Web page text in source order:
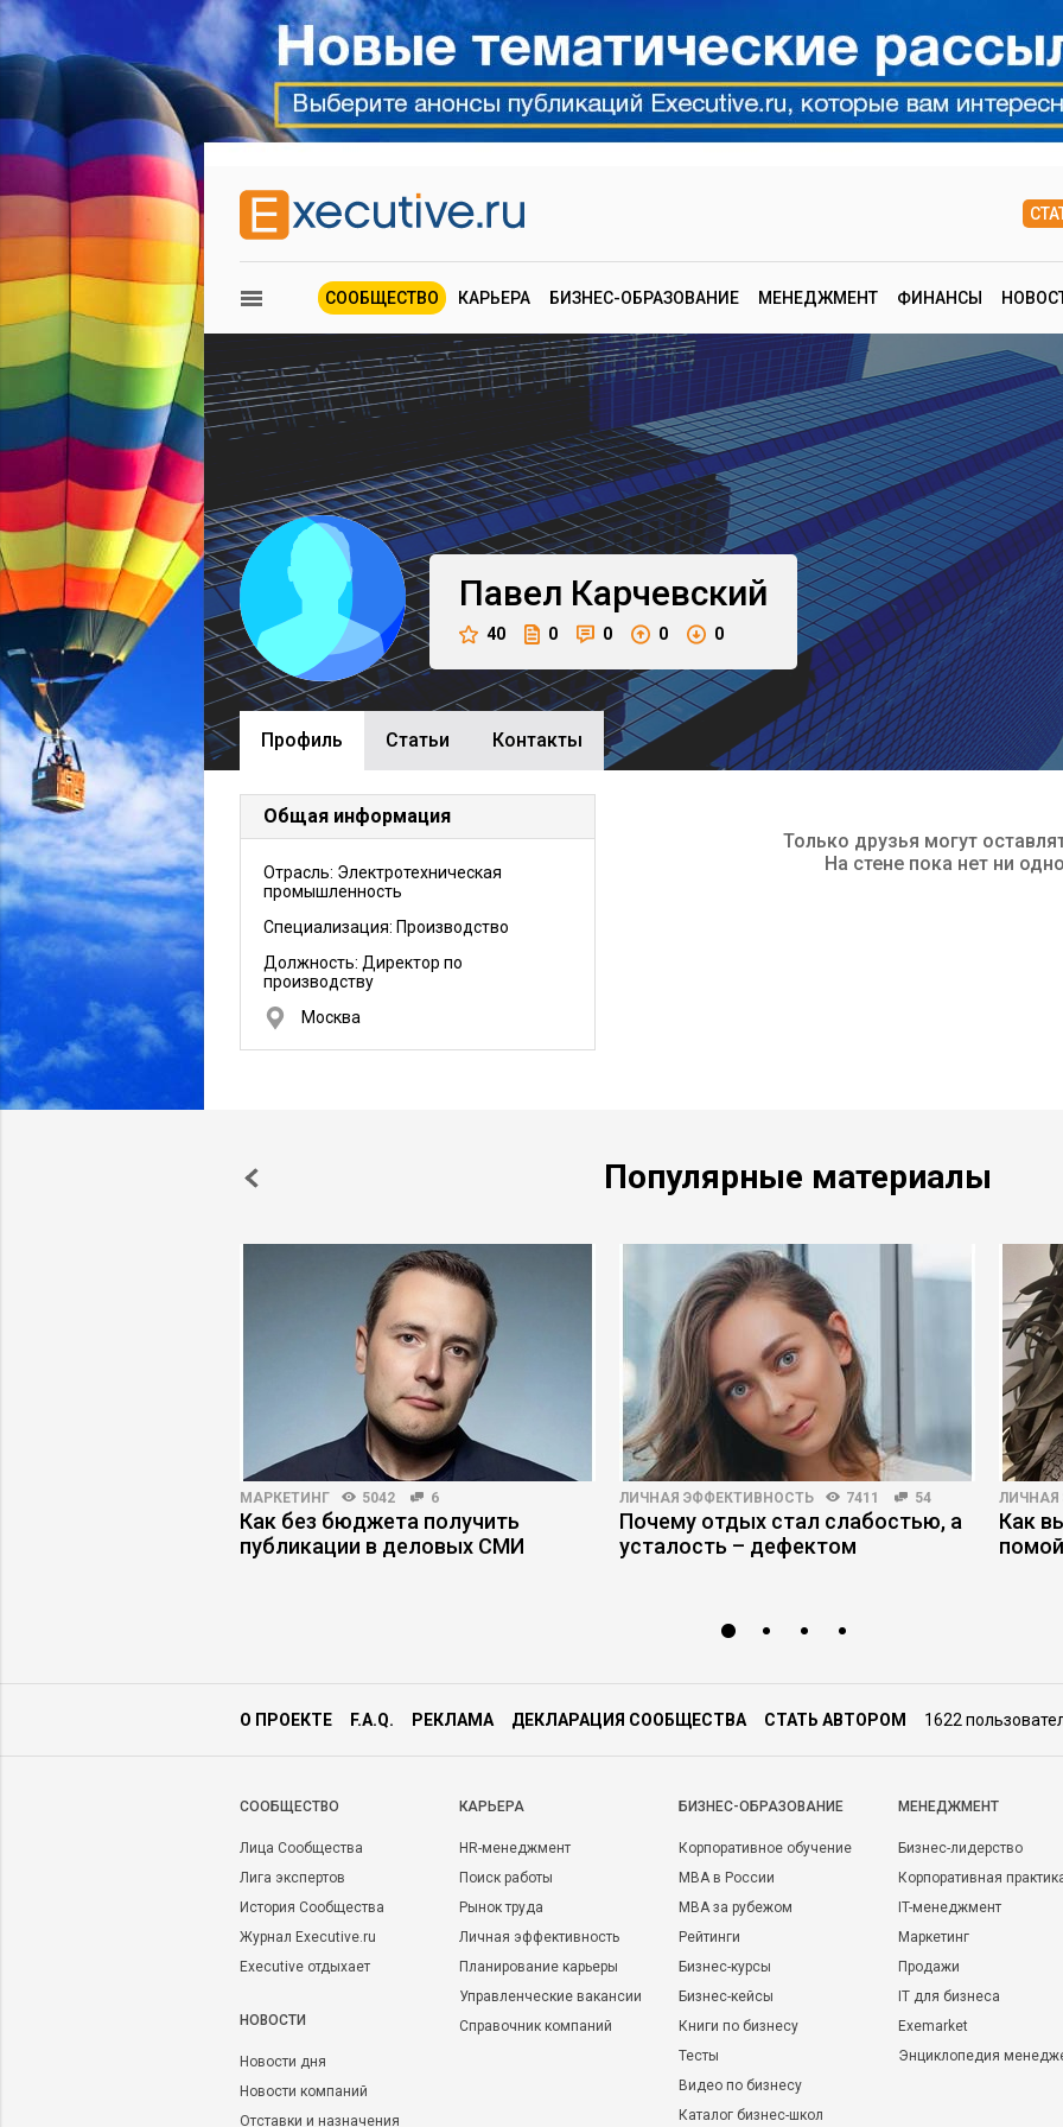
СООБЩЕСТВО КАРЬЕРА БИЗНЕС-ОБРАЗОВАНИЕ МЕНЕДЖМЕНТ ФИНАНСЫ
Павел Карчевский
40 0 0 0 0
Профиль Cтатьи Контакты
Общая информация
Отрасль: Электротехническая
промышленность
Специализация: Производство
Должность: Директор по
производству
Москва
Только друзья могут
На стене пока нет ни
Популярные материалы
МАРКЕТИНГ 5042 6
Как без бюджета получить
публикации в деловых СМИ
ЛИЧНАЯ ЭФФЕКТИВНОСТЬ 7411 54
Почему отдых стал слабостью, а
усталость – дефектом
ЛИЧНАЯ
Как
О ПРОЕКТЕ F.A.Q. РЕКЛАМА ДЕКЛАРАЦИЯ СООБЩЕСТВА СТАТЬ АВТОРОМ 1622
CООБЩЕСТВО
Лица Сообщества
Лига экспертов
История Сообщества
Журнал Executive.ru
Executive отдыхает
НОВОСТИ
Новости дня
Новости компаний
Отставки и назначения
КАРЬЕРА
HR-менеджмент
Поиск работы
Рынок труда
Личная эффективность
Планирование карьеры
Управленческие вакансии
Справочник компаний
БИЗНЕС-ОБРАЗОВАНИЕ
Корпоративное обучение
MBA в России
MBA за рубежом
Рейтинги
Бизнес-курсы
Бизнес-кейсы
Книги по бизнесу
Тесты
Видео по бизнесу
Каталог бизнес-школ
МЕНЕДЖМЕНТ
Бизнес-лидерство
Корпоративная
IT-менеджмент
Маркетинг
Продажи
IT для бизнеса
Exemarket
Энциклопедия